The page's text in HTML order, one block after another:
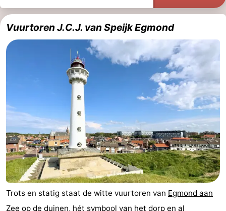
Vuurtoren J.C.J. van Speijk Egmond
Trots en statig staat de witte vuurtoren van Egmond aan
Zee op de duinen, hét symbool van het dorp en al